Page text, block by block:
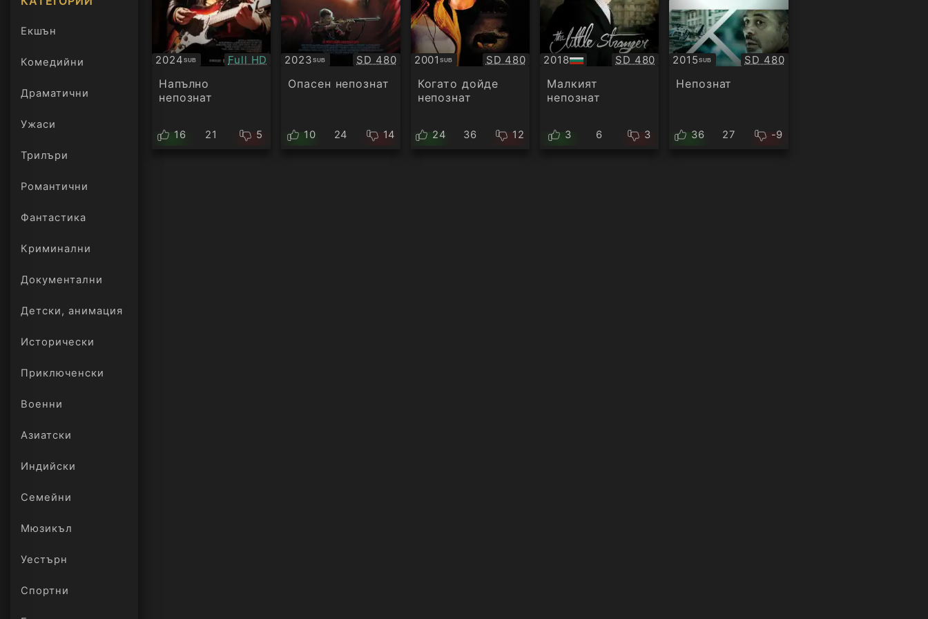
Екшън
Комедийни
Драматични
Ужаси
Трилъри
онлайн
Романтични
Фантастика
Криминални
Документални
Детски, анимация
Исторически
Приключенски
Военни
Азиатски
Индийски
Семейни
Мюзикъл
Уестърн
Спортни
2024SUB
Субтитри Качество:
Full HD
Напълно
непознат
16 21 5
2023SUB
Субтитри Качество:
SD 480
Опасен непознат
10 24 14
2001SUB
Субтитри Качество:
SD 480
Когато дойде
непознат
24 36 12
2018
БГ
аудио
Качество:
SD 480
Малкият
непознат
3 6 3
2015SUB
Субтитри Качество:
SD 480
Непознат
36 27 -9